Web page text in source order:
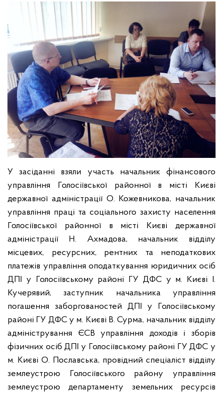
У засіданні взяли участь начальник фінансового
управління Голосіївської районної в місті Києві
державної адміністрації О. Кожевникова, начальник
управління праці та соціального захисту населення
Голосіївської районної в місті Києві державної
адміністрації Н. Ахмадова, начальник відділу
місцевих, ресурсних, рентних та неподаткових
платежів управління оподаткування юридичних осіб
ДПІ у Голосіївському районі ГУ ДФС у м. Києві І.
Кучерявий, заступник начальника управління
погашення заборгованостей ДПІ у Голосіївському
районі ГУ ДФС у м. Києві В. Сурма, начальник відділу
адміністрування ЄСВ управління доходів і зборів
фізичних осіб ДПІ у Голосіївському районі ГУ ДФС у
м. Києві О. Пославська, провідний спеціаліст відділу
землеустрою Голосіївського району управління
землеустрою департаменту земельних ресурсів